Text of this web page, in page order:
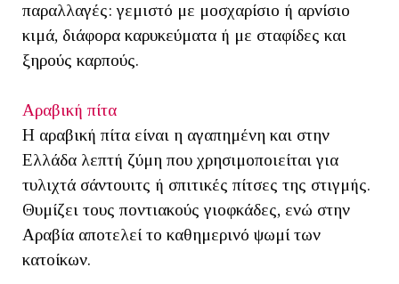
παραλλαγές: γεμιστό με μοσχαρίσιο ή αρνίσιο
κιμά, διάφορα καρυκεύματα ή με σταφίδες και
ξηρούς καρπούς.
Αραβική πίτα
Η αραβική πίτα είναι η αγαπημένη και στην
Ελλάδα λεπτή ζύμη που χρησιμοποιείται για
τυλιχτά σάντουιτς ή σπιτικές πίτσες της στιγμής.
Θυμίζει τους ποντιακούς γιοφκάδες, ενώ στην
Αραβία αποτελεί το καθημερινό ψωμί των
κατοίκων.